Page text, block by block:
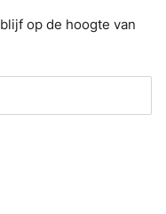
op de hoogte van